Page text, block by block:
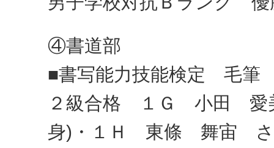
④書道部
■書写能力技能検定 毛筆
２級合格 １Ｇ 小田 愛
身)・１Ｈ 東條 舞宙 さ